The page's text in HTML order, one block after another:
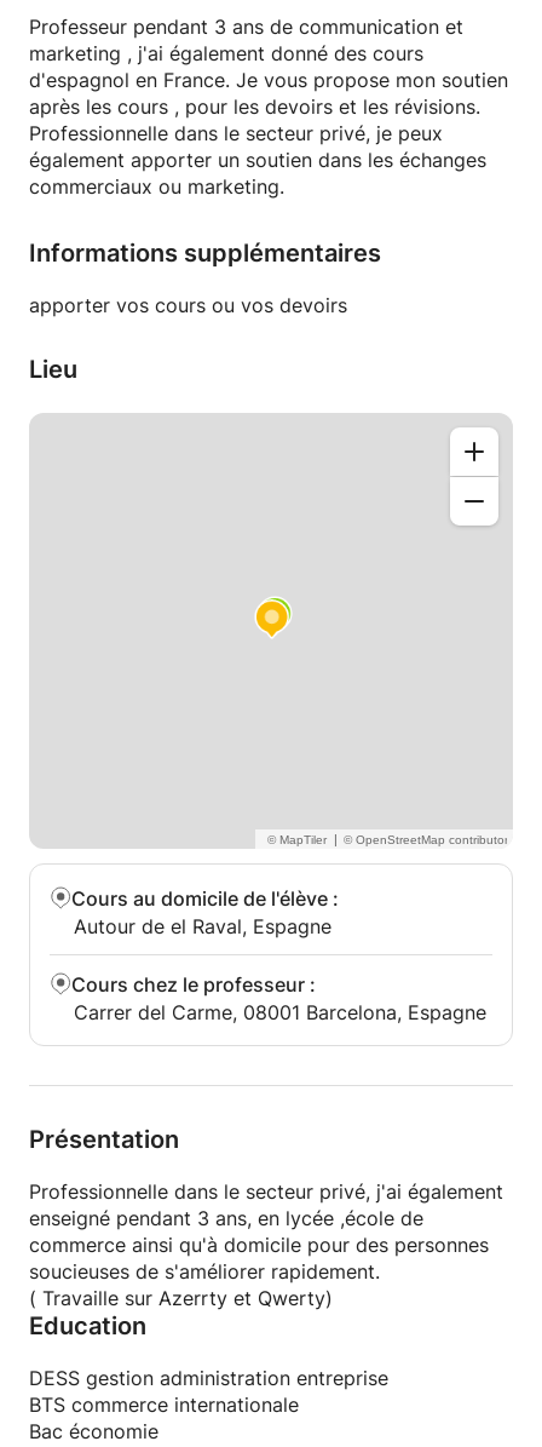
Professeur pendant 3 ans de communication et
marketing , j'ai également donné des cours
d'espagnol en France. Je vous propose mon soutien
après les cours , pour les devoirs et les révisions.
Professionnelle dans le secteur privé, je peux
également apporter un soutien dans les échanges
commerciaux ou marketing.
Informations supplémentaires
apporter vos cours ou vos devoirs
Lieu
|
Cours au domicile de l'élève :
Autour de el Raval, Espagne
Cours chez le professeur :
Carrer del Carme, 08001 Barcelona, Espagne
Présentation
Professionnelle dans le secteur privé, j'ai également
enseigné pendant 3 ans, en lycée ,école de
commerce ainsi qu'à domicile pour des personnes
soucieuses de s'améliorer rapidement.
( Travaille sur Azerrty et Qwerty)
Education
DESS gestion administration entreprise
BTS commerce internationale
Bac économie